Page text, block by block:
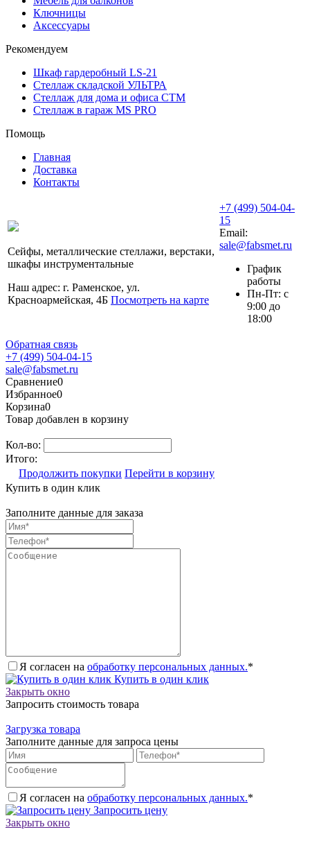
Ключницы
Аксессуары
Рекомендуем
Шкаф гардеробный LS-21
Стеллаж складской УЛЬТРА
Стеллаж для дома и офиса СТМ
Стеллаж в гараж MS PRO
Помощь
Главная
Доставка
Контакты
Сейфы, металлические стеллажи, верстаки,
шкафы инструментальные
Наш адрес: г. Раменское, ул.
Красноармейская, 4Б Посмотреть на карте
+7 (499) 504-04-
15
Email:
sale@fabsmet.ru
График
работы
Пн-Пт: с
9:00 до
18:00
Обратная связь
+7 (499) 504-04-15
sale@fabsmet.ru
Сравнение0
Избранное0
Корзина0
Товар добавлен в корзину
Кол-во:
Итого:
Продолжить покупки Перейти в корзину
Купить в один клик
Заполните данные для заказа
Я согласен на обработку персональных данных.*
Купить в один клик
Закрыть окно
Запросить стоимость товара
Загрузка товара
Заполните данные для запроса цены
Я согласен на обработку персональных данных.*
Запросить цену
Закрыть окно